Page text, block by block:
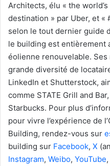
Architects, élu « the
destination » par Uber, et «
selon le tout dernier guide
le building est entièrement
éolienne renouvelable.
grande diversité de
LinkedIn et Shutterstock,
comme STATE Grill and
Starbucks. Pour plus
pour vivre l’expérience de
Building, rendez-vous sur
building sur Facebook, X
Instagram, Weibo, YouTube